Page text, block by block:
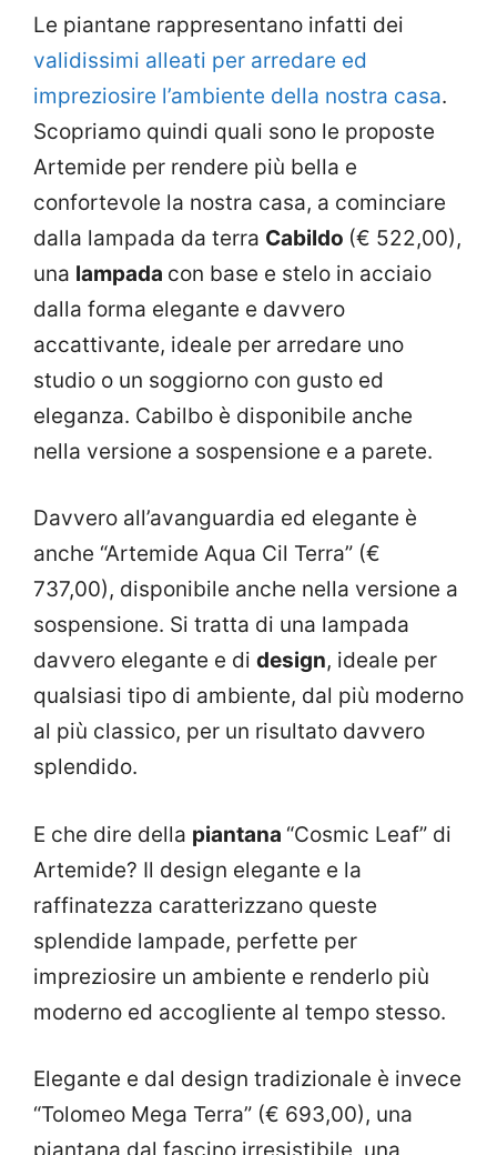
Le piantane rappresentano infatti dei
validissimi alleati per arredare ed
impreziosire l’ambiente della nostra casa.
Scopriamo quindi quali sono le proposte
Artemide per rendere più bella e
confortevole la nostra casa, a cominciare
dalla lampada da terra Cabildo (€ 522,00),
una lampada con base e stelo in acciaio
dalla forma elegante e davvero
accattivante, ideale per arredare uno
studio o un soggiorno con gusto ed
eleganza. Cabilbo è disponibile anche
nella versione a sospensione e a parete.
Davvero all’avanguardia ed elegante è
anche “Artemide Aqua Cil Terra” (€
737,00), disponibile anche nella versione a
sospensione. Si tratta di una lampada
davvero elegante e di design, ideale per
qualsiasi tipo di ambiente, dal più moderno
al più classico, per un risultato davvero
splendido.
E che dire della piantana “Cosmic Leaf” di
Artemide? Il design elegante e la
raffinatezza caratterizzano queste
splendide lampade, perfette per
impreziosire un ambiente e renderlo più
moderno ed accogliente al tempo stesso.
Elegante e dal design tradizionale è invece
“Tolomeo Mega Terra” (€ 693,00), una